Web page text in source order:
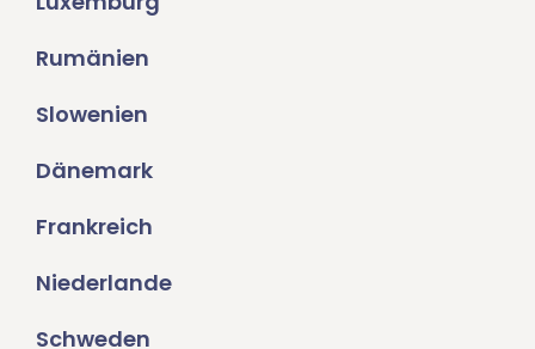
Rumänien
Slowenien
Dänemark
Frankreich
Niederlande
Schweden